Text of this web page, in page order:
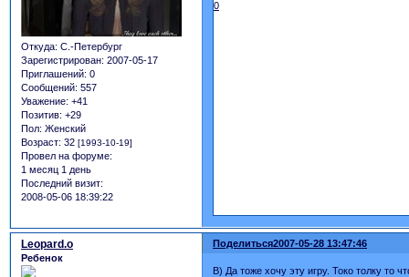
Откуда: С.-Петербург
Зарегистрирован: 2007-05-17
Приглашений: 0
Сообщений: 557
Уважение: +41
Позитив: +29
Пол: Женский
Возраст: 32 [1993-10-19]
Провел на форуме:
1 месяц 1 день
Последний визит:
2008-05-06 18:39:22
0
Поделиться2007-05-28 13:47:46
Leopard.o
Ребенок
B) Да тоже хочу эту игру. Токо толку то